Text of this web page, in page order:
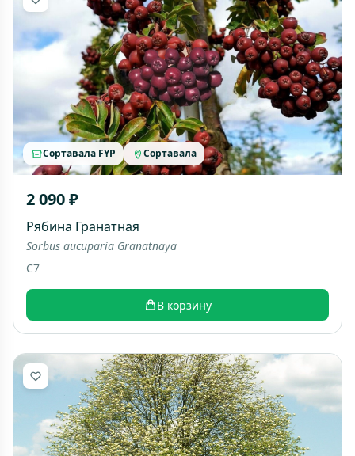
Сортавала FYP Сортавала
2 090 ₽
Рябина Гранатная
Sorbus aucuparia Granatnaya
C7
В корзину